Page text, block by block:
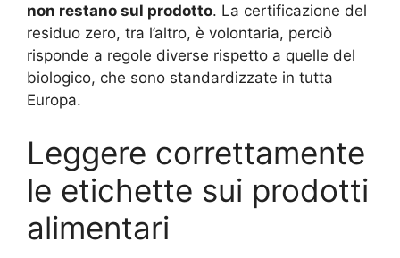
non restano sul prodotto. La certificazione del
residuo zero, tra l’altro, è volontaria, perciò
risponde a regole diverse rispetto a quelle del
biologico, che sono standardizzate in tutta
Europa.
Leggere correttamente
le etichette sui prodotti
alimentari